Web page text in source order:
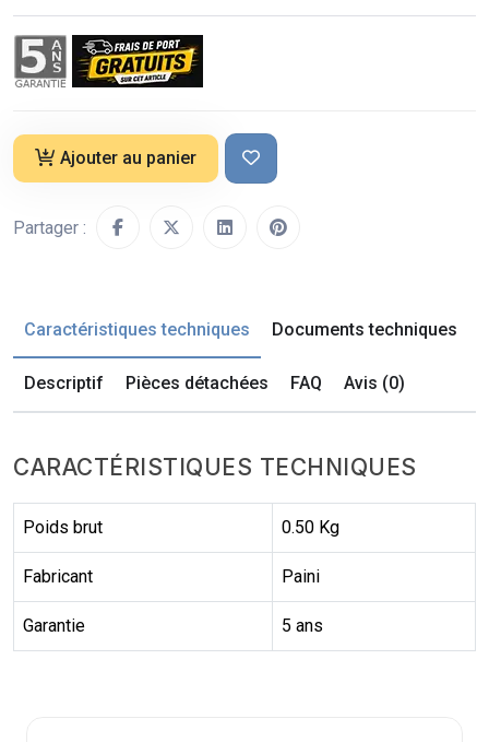
Ajouter au panier
Partager :
Caractéristiques techniques Documents techniques
Descriptif Pièces détachées FAQ Avis (0)
CARACTÉRISTIQUES TECHNIQUES
Poids brut 0.50 Kg
Fabricant Paini
Garantie 5 ans